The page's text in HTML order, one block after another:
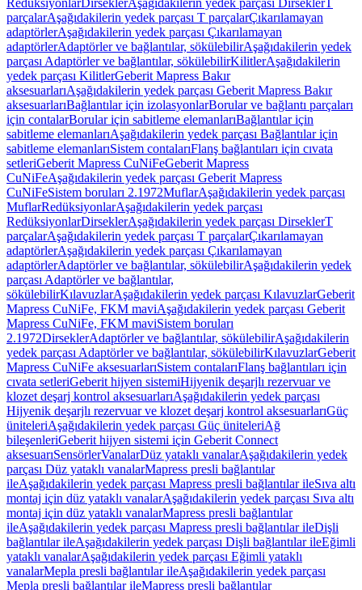
RedüksiyonlarDirseklerAşağıdakilerin yedek parçası DirseklerT
parçalarAşağıdakilerin yedek parçası T parçalarÇıkarılamayan
adaptörlerAşağıdakilerin yedek parçası Çıkarılamayan
adaptörlerAdaptörler ve bağlantılar, sökülebilirAşağıdakilerin yedek
parçası Adaptörler ve bağlantılar, sökülebilirKilitlerAşağıdakilerin
yedek parçası KilitlerGeberit Mapress Bakır
aksesuarlarıAşağıdakilerin yedek parçası Geberit Mapress Bakır
aksesuarlarıBağlantılar için izolasyonlarBorular ve bağlantı parçaları
için contalarBorular için sabitleme elemanlarıBağlantılar için
sabitleme elemanlarıAşağıdakilerin yedek parçası Bağlantılar için
sabitleme elemanlarıSistem contalarıFlanş bağlantıları için cıvata
setleriGeberit Mapress CuNiFeGeberit Mapress
CuNiFeAşağıdakilerin yedek parçası Geberit Mapress
CuNiFeSistem boruları 2.1972MuflarAşağıdakilerin yedek parçası
MuflarRedüksiyonlarAşağıdakilerin yedek parçası
RedüksiyonlarDirseklerAşağıdakilerin yedek parçası DirseklerT
parçalarAşağıdakilerin yedek parçası T parçalarÇıkarılamayan
adaptörlerAşağıdakilerin yedek parçası Çıkarılamayan
adaptörlerAdaptörler ve bağlantılar, sökülebilirAşağıdakilerin yedek
parçası Adaptörler ve bağlantılar,
sökülebilirKılavuzlarAşağıdakilerin yedek parçası KılavuzlarGeberit
Mapress CuNiFe, FKM maviAşağıdakilerin yedek parçası Geberit
Mapress CuNiFe, FKM maviSistem boruları
2.1972DirseklerAdaptörler ve bağlantılar, sökülebilirAşağıdakilerin
yedek parçası Adaptörler ve bağlantılar, sökülebilirKılavuzlarGeberit
Mapress CuNiFe aksesuarlarıSistem contalarıFlanş bağlantıları için
cıvata setleriGeberit hijyen sistemiHijyenik deşarjlı rezervuar ve
klozet deşarj kontrol aksesuarlarıAşağıdakilerin yedek parçası
Hijyenik deşarjlı rezervuar ve klozet deşarj kontrol aksesuarlarıGüç
üniteleriAşağıdakilerin yedek parçası Güç üniteleriAğ
bileşenleriGeberit hijyen sistemi için Geberit Connect
aksesuarıSensörlerVanalarDüz yataklı vanalarAşağıdakilerin yedek
parçası Düz yataklı vanalarMapress presli bağlantılar
ileAşağıdakilerin yedek parçası Mapress presli bağlantılar ileSıva altı
montaj için düz yataklı vanalarAşağıdakilerin yedek parçası Sıva altı
montaj için düz yataklı vanalarMapress presli bağlantılar
ileAşağıdakilerin yedek parçası Mapress presli bağlantılar ileDişli
bağlantılar ileAşağıdakilerin yedek parçası Dişli bağlantılar ileEğimli
yataklı vanalarAşağıdakilerin yedek parçası Eğimli yataklı
vanalarMepla presli bağlantılar ileAşağıdakilerin yedek parçası
Mepla presli bağlantılar ileMapress presli bağlantılar